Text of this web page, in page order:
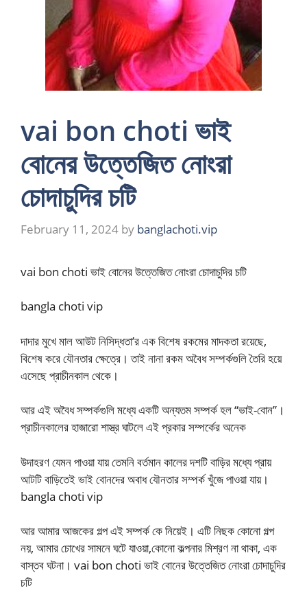
vai bon choti ভাই
বোনের উত্তেজিত নোংরা
চোদাচুদির চটি
February 11, 2024 by banglachoti.vip
vai bon choti ভাই বোনের উত্তেজিত নোংরা চোদাচুদির চটি
bangla choti vip
দাদার মুখে মাল আউট নিসিদ্ধতা’র এক বিশেষ রকমের মাদকতা রয়েছে,
বিশেষ করে যৌনতার ক্ষেত্রে। তাই নানা রকম অবৈধ সম্পর্কগুলি তৈরি হয়ে
এসেছে প্রাচীনকাল থেকে।
আর এই অবৈধ সম্পর্কগুলি মধ্যে একটি অন্যতম সম্পর্ক হল “ভাই-বোন”।
প্রাচীনকালের হাজারো শাস্ত্র ঘাটলে এই প্রকার সম্পর্কের অনেক
উদাহরণ যেমন পাওয়া যায় তেমনি বর্তমান কালের দশটি বাড়ির মধ্যে প্রায়
আটটি বাড়িতেই ভাই বোনদের অবাধ যৌনতার সম্পর্ক খুঁজে পাওয়া যায়।
bangla choti vip
আর আমার আজকের গল্প এই সম্পর্ক কে নিয়েই। এটি নিছক কোনো গল্প
নয়, আমার চোখের সামনে ঘটে যাওয়া,কোনো কল্পনার মিশ্রণ না থাকা, এক
বাস্তব ঘটনা। vai bon choti ভাই বোনের উত্তেজিত নোংরা চোদাচুদির
চটি